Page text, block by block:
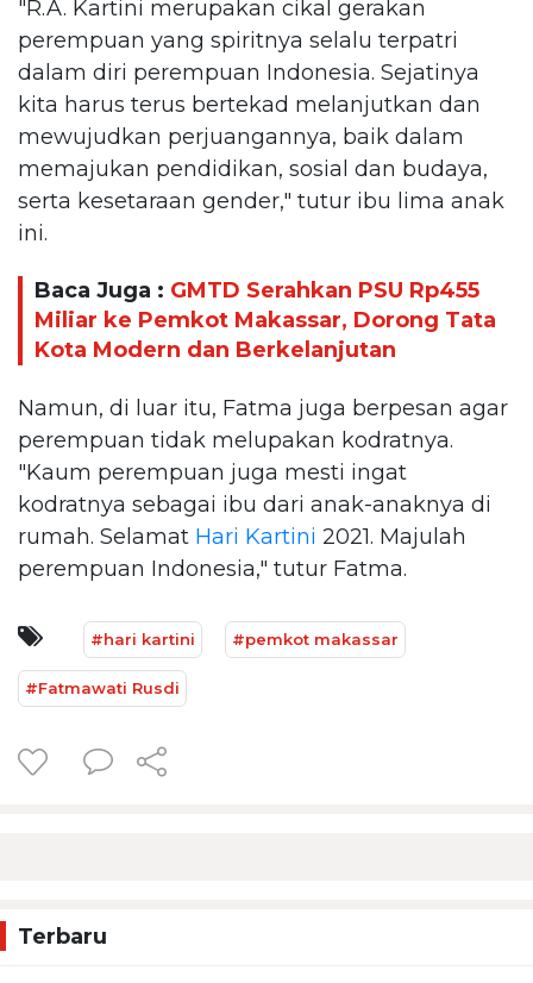
"R.A. Kartini merupakan cikal gerakan
perempuan yang spiritnya selalu terpatri
dalam diri perempuan Indonesia. Sejatinya
kita harus terus bertekad melanjutkan dan
mewujudkan perjuangannya, baik dalam
memajukan pendidikan, sosial dan budaya,
serta kesetaraan gender," tutur ibu lima anak
ini.
Baca Juga : GMTD Serahkan PSU Rp455
Miliar ke Pemkot Makassar, Dorong Tata
Kota Modern dan Berkelanjutan
Namun, di luar itu, Fatma juga berpesan agar
perempuan tidak melupakan kodratnya.
"Kaum perempuan juga mesti ingat
kodratnya sebagai ibu dari anak-anaknya di
rumah. Selamat Hari Kartini 2021. Majulah
perempuan Indonesia," tutur Fatma.
#hari kartini #pemkot makassar
#Fatmawati Rusdi
Terbaru